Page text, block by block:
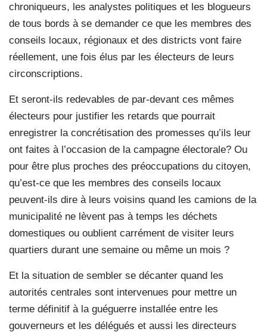
chroniqueurs, les analystes politiques et les blogueurs
de tous bords à se demander ce que les membres des
conseils locaux, régionaux et des districts vont faire
réellement, une fois élus par les électeurs de leurs
circonscriptions.
Et seront-ils redevables de par-devant ces mêmes
électeurs pour justifier les retards que pourrait
enregistrer la concrétisation des promesses qu’ils leur
ont faites à l’occasion de la campagne électorale? Ou
pour être plus proches des préoccupations du citoyen,
qu’est-ce que les membres des conseils locaux
peuvent-ils dire à leurs voisins quand les camions de la
municipalité ne lèvent pas à temps les déchets
domestiques ou oublient carrément de visiter leurs
quartiers durant une semaine ou même un mois ?
Et la situation de sembler se décanter quand les
autorités centrales sont intervenues pour mettre un
terme définitif à la guéguerre installée entre les
gouverneurs et les délégués et aussi les directeurs